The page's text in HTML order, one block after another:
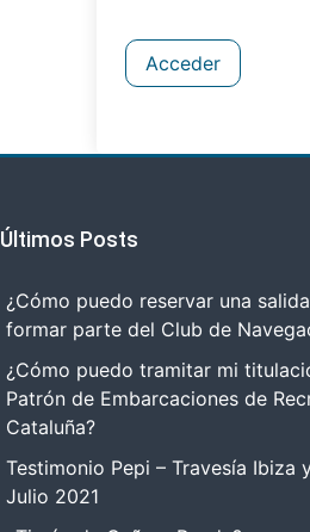
Acceder
Últimos Posts
¿Cómo puedo reservar una
formar parte del Club de
¿Cómo puedo tramitar mi
Patrón de Embarcaciones de
Cataluña?
Testimonio Pepi – Travesía Ibiza
Julio 2021